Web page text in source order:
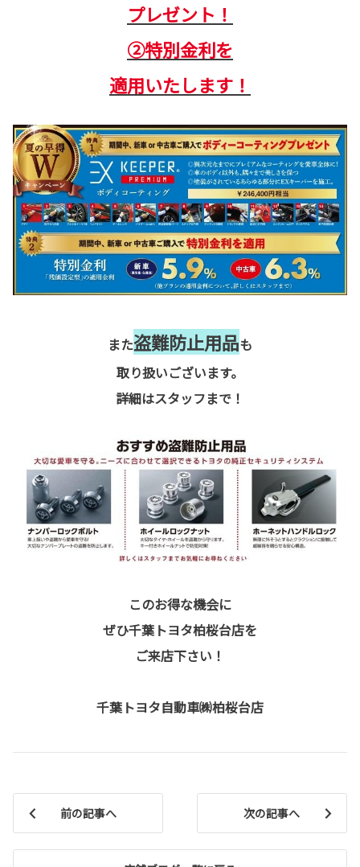
プレゼント！
②特別金利を
適用いたします！
また盗難防止用品も
取り扱いございます。
詳細はスタッフまで！
このお得な機会に
ぜひ千葉トヨタ柏桜台店を
ご来店下さい！
千葉トヨタ自動車㈱柏桜台店
前の記事へ 次の記事へ